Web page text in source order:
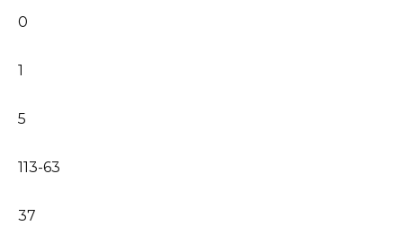
0
1
5
113-63
37